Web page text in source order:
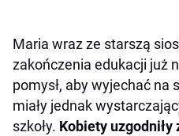
Maria wraz ze starszą
zakończenia edukacji już
pomysł, aby wyjechać na
miały jednak
szkoły. Kobiety uzgodniły